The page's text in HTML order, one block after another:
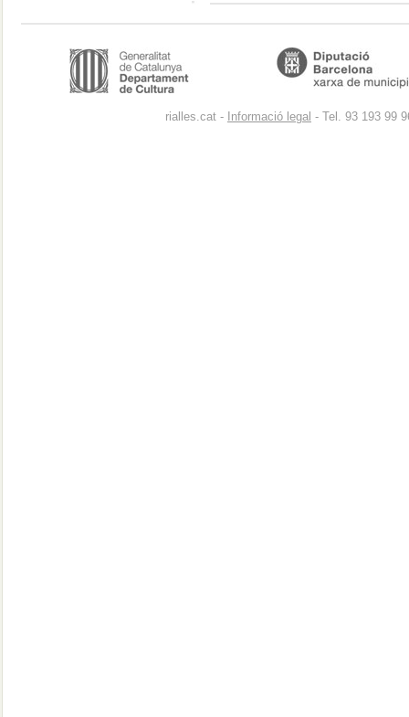
rialles.cat - Informació legal - Tel. 93 193 99